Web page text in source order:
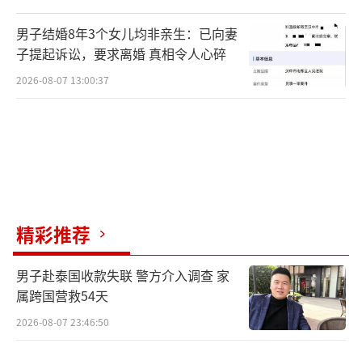
男子结婚8年3个女儿均非亲生：已向妻
子提起诉讼，要求离婚 真相令人心碎
2026-08-07 13:00:37
精彩推荐
男子赴泰国收款失联 警方介入调查 家
属跨国营救54天
2026-08-07 23:46:50